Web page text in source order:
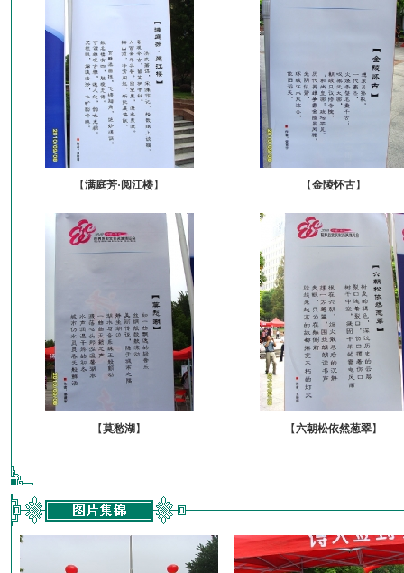
【满庭芳·阅江楼】 【金陵怀古】
【莫愁湖 】 【六朝松依然葱翠】